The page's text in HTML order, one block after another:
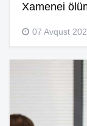
Xamenei
07 Avqust